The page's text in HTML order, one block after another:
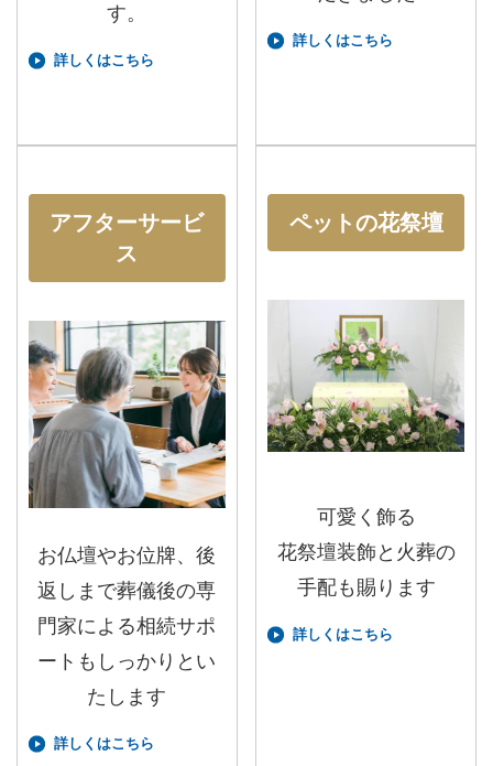
す。
詳しくはこちら
詳しくはこちら
アフターサービ
ス
お仏壇やお位牌、後
返しまで葬儀後の専
門家による相続サポ
ートもしっかりとい
たします
詳しくはこちら
ペットの花祭壇
可愛く飾る
花祭壇装飾と火葬の
手配も賜ります
詳しくはこちら